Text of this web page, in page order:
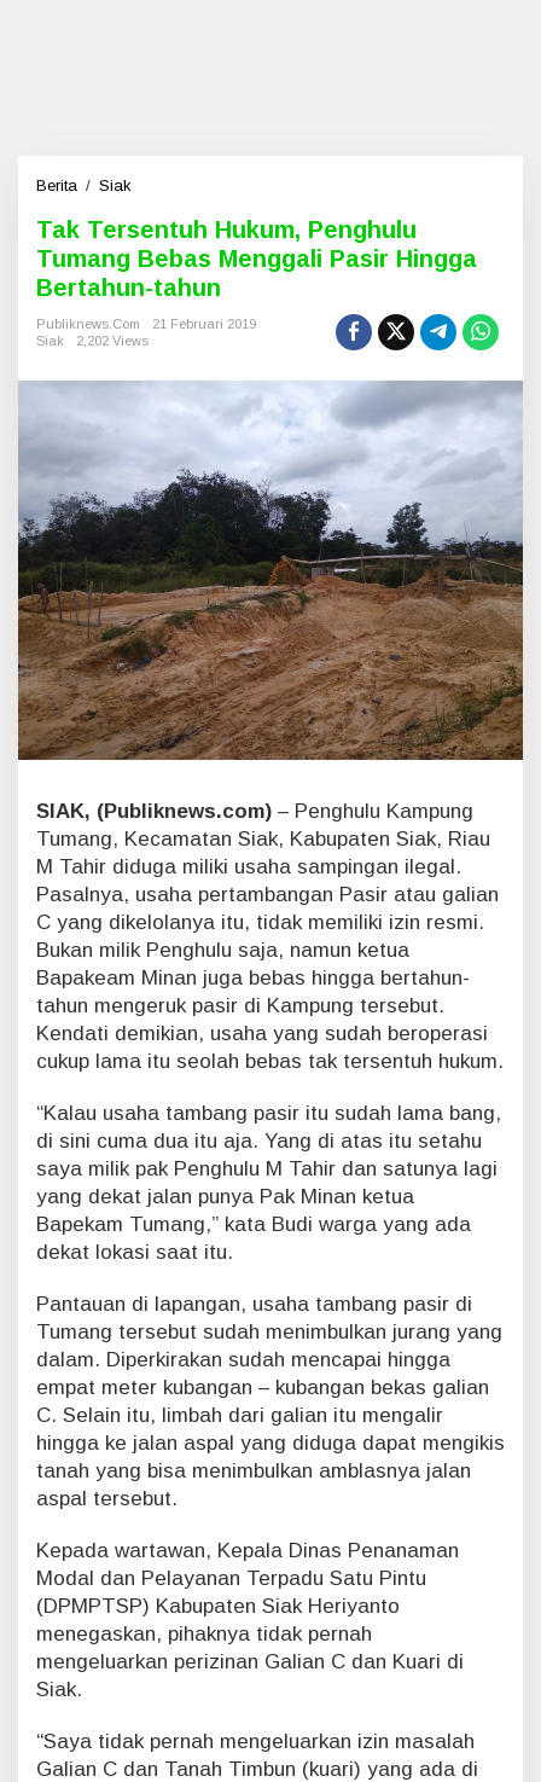
Berita / Siak
k
T
r
s
e
k
u
m
,
P
e
n
g
h
u
l
u
u
m
a
n
g
B
e
a
s
M
e
g
a
i
P
s
r
H
i
n
g
a
B
e
a
h
u
n
-
u
n
Tak Tersentuh Hukum, Penghulu
Tumang Bebas Menggali Pasir Hingga
Bertahun-tahun
Publiknews.com
21 Februari 2019
Siak
2,202 Views
SIAK, (Publiknews.com) – Penghulu Kampung
Tumang, Kecamatan Siak, Kabupaten Siak, Riau
M Tahir diduga miliki usaha sampingan ilegal.
Pasalnya, usaha pertambangan Pasir atau galian
C yang dikelolanya itu, tidak memiliki izin resmi.
Bukan milik Penghulu saja, namun ketua
Bapakeam Minan juga bebas hingga bertahun-
tahun mengeruk pasir di Kampung tersebut.
Kendati demikian, usaha yang sudah beroperasi
cukup lama itu seolah bebas tak tersentuh hukum.
“Kalau usaha tambang pasir itu sudah lama bang,
di sini cuma dua itu aja. Yang di atas itu setahu
saya milik pak Penghulu M Tahir dan satunya lagi
yang dekat jalan punya Pak Minan ketua
Bapekam Tumang,” kata Budi warga yang ada
dekat lokasi saat itu.
Pantauan di lapangan, usaha tambang pasir di
Tumang tersebut sudah menimbulkan jurang yang
dalam. Diperkirakan sudah mencapai hingga
empat meter kubangan – kubangan bekas galian
C. Selain itu, limbah dari galian itu mengalir
hingga ke jalan aspal yang diduga dapat mengikis
tanah yang bisa menimbulkan amblasnya jalan
aspal tersebut.
Kepada wartawan, Kepala Dinas Penanaman
Modal dan Pelayanan Terpadu Satu Pintu
(DPMPTSP) Kabupaten Siak Heriyanto
menegaskan, pihaknya tidak pernah
mengeluarkan perizinan Galian C dan Kuari di
Siak.
“Saya tidak pernah mengeluarkan izin masalah
Galian C dan Tanah Timbun (kuari) yang ada di